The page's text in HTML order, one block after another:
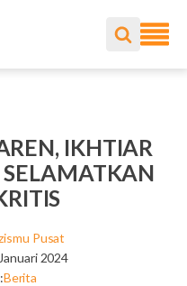
IKHTIAR
Pusat
2024
Berita